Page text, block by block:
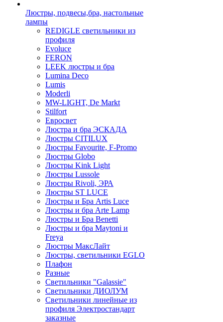
Люстры, подвесы,бра, настольные
лампы
REDIGLE светильники из
профиля
Evoluce
FERON
LEEK люстры и бра
Lumina Deco
Lumis
Moderli
MW-LIGHT, De Markt
Stilfort
Евросвет
Люстра и бра ЭСКАДА
Люстры CITILUX
Люстры Favourite, F-Promo
Люстры Globo
Люстры Kink Light
Люстры Lussole
Люстры Rivoli, ЭРА
Люстры ST LUCE
Люстры и Бра Artis Luce
Люстры и бра Arte Lamp
Люстры и Бра Benetti
Люстры и бра Maytoni и
Freya
Люстры МаксЛайт
Люстры, светильники EGLO
Плафон
Разные
Светильники "Galassie"
Светильники ДИОЛУМ
Светильники линейные из
профиля Электростандарт
заказные